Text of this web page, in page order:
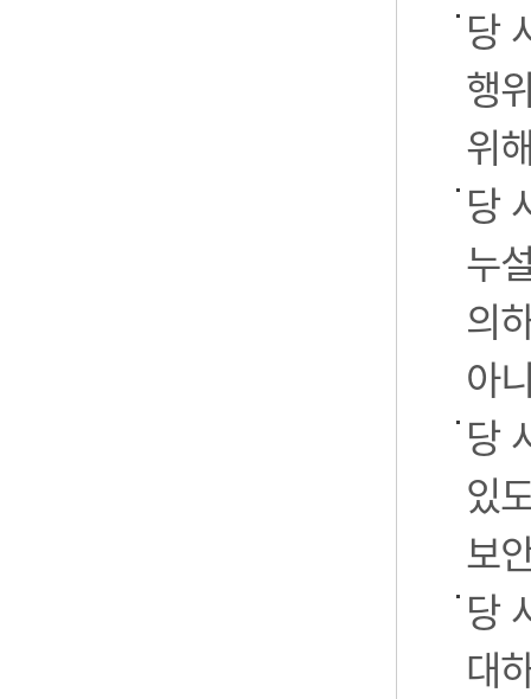
당
행
위
당
누
의
아
당
있
보
당
대